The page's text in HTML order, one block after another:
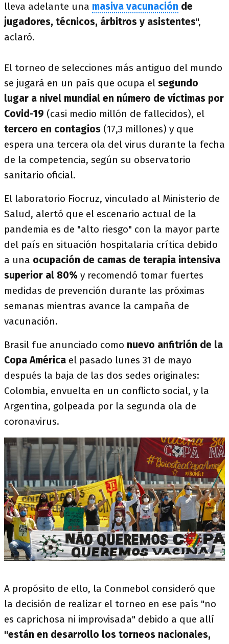
lleva adelante una masiva vacunación de
jugadores, técnicos, árbitros y asistentes",
aclaró.
El torneo de selecciones más antiguo del mundo
se jugará en un país que ocupa el segundo
lugar a nivel mundial en número de víctimas por
Covid-19 (casi medio millón de fallecidos), el
tercero en contagios (17,3 millones) y que
espera una tercera ola del virus durante la fecha
de la competencia, según su observatorio
sanitario oficial.
El laboratorio Fiocruz, vinculado al Ministerio de
Salud, alertó que el escenario actual de la
pandemia es de "alto riesgo" con la mayor parte
del país en situación hospitalaria crítica debido
a una ocupación de camas de terapia intensiva
superior al 80% y recomendó tomar fuertes
medidas de prevención durante las próximas
semanas mientras avance la campaña de
vacunación.
Brasil fue anunciado como nuevo anfitrión de la
Copa América el pasado lunes 31 de mayo
después la baja de las dos sedes originales:
Colombia, envuelta en un conflicto social, y la
Argentina, golpeada por la segunda ola de
coronavirus.
A propósito de ello, la Conmebol consideró que
la decisión de realizar el torneo en ese país "no
es caprichosa ni improvisada" debido a que allí
"están en desarrollo los torneos nacionales,